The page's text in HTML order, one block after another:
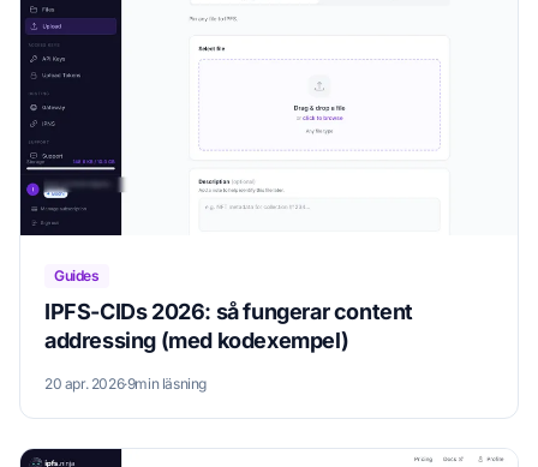
Guides
IPFS-CIDs 2026: så fungerar content
addressing (med kodexempel)
20 apr. 2026·9min läsning